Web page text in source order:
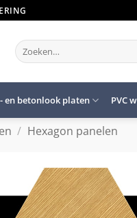
Zoeken
naar:
en betonlook platen PVC
/ Hexagon panelen